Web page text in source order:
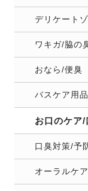
デリケート
ワキガ/脇の
おなら/便臭
バスケア用品
お口のケア/
口臭対策/予
オーラルケ